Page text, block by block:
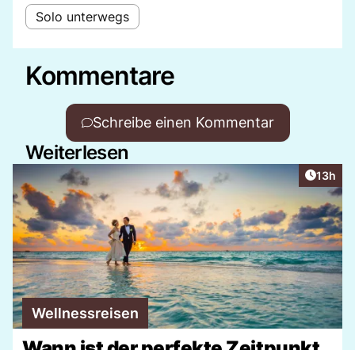
Solo unterwegs
Kommentare
Schreibe einen Kommentar
Weiterlesen
Artikel
13h
Wellnessreisen